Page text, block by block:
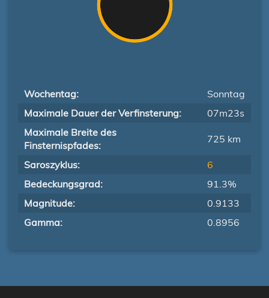
Wochentag:
Sonntag
Maximale Dauer der Verfinsterung:
07m23s
Maximale Breite des
Finsternispfades:
725 km
Saroszyklus:
6
Bedeckungsgrad:
91.3%
Magnitude:
0.9133
Gamma:
0.8956